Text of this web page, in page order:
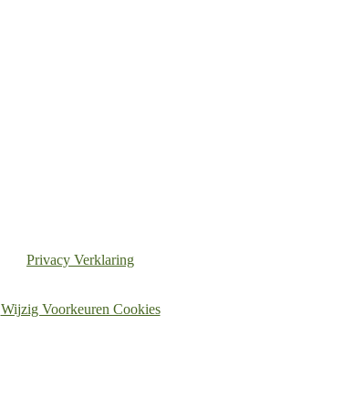
Privacy Verklaring
Wijzig Voorkeuren Cookies